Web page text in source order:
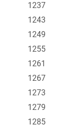
1237
1243
1249
1255
1261
1267
1273
1279
1285